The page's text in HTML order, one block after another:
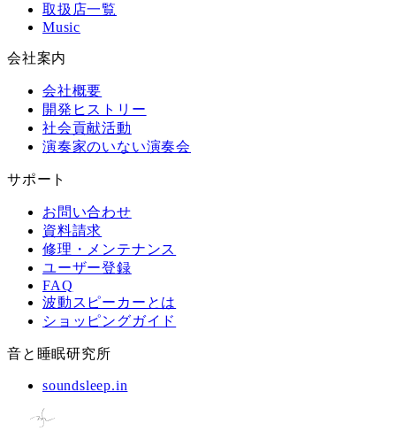
取扱店一覧
Music
会社案内
会社概要
開発ヒストリー
社会貢献活動
演奏家のいない演奏会
サポート
お問い合わせ
資料請求
修理・メンテナンス
ユーザー登録
FAQ
波動スピーカーとは
ショッピングガイド
音と睡眠研究所
soundsleep.in